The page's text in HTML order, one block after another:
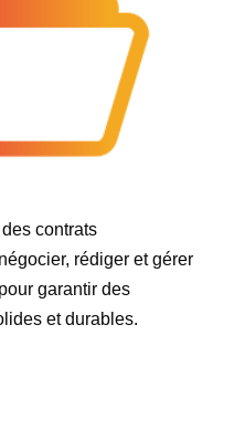
contrats
rédiger et gérer
garantir des
et durables.